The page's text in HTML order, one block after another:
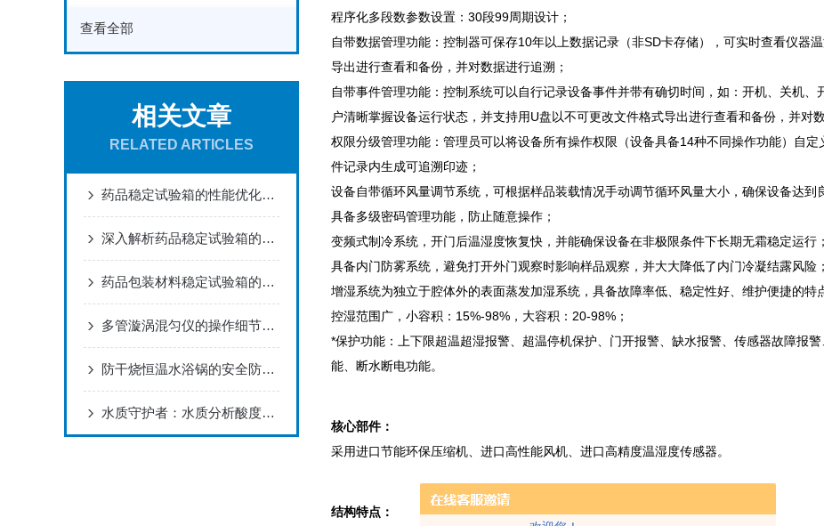
查看全部
相关文章
RELATED ARTICLES
药品稳定试验箱的性能优化策略与实践
深入解析药品稳定试验箱的技术原理与操作要点
药品包装材料稳定试验箱的实验条件有哪些？
多管漩涡混匀仪的操作细节有几点
防干烧恒温水浴锅的安全防护机制与热传导效率研究
水质守护者：水质分析酸度计的原理与应用
程序化多段数参数设置：30段99周期设计；
自带数据管理功能：控制器可保存10年以上数据记录（非SD卡存储），可实时查看仪器
导出进行查看和备份，并对数据进行追溯；
自带事件管理功能：控制系统可以自行记录设备事件并带有确切时间，如：开机、关机
户清晰掌握设备运行状态，并支持用U盘以不可更改文件格式导出进行查看和备份，并对
权限分级管理功能：管理员可以将设备所有操作权限（设备具备14种不同操作功能）自
件记录内生成可追溯印迹；
设备自带循环风量调节系统，可根据样品装载情况手动调节循环风量大小，确保设备达到
具备多级密码管理功能，防止随意操作；
变频式制冷系统，开门后温湿度恢复快，并能确保设备在非极限条件下长期无霜稳定运行；
具备内门防雾系统，避免打开外门观察时影响样品观察，并大大降低了内门冷凝结露风险；
增湿系统为独立于腔体外的表面蒸发加湿系统，具备故障率低、稳定性好、维护便捷的特
控湿范围广，小容积：15%-98%，大容积：20-98%；
*保护功能：上下限超温超湿报警、超温停机保护、门开报警、缺水报警、传感器故障报
能、断水断电功能。
核心部件：
采用进口节能环保压缩机、进口高性能风机、进口高精度温湿度传感器。
结构特点：